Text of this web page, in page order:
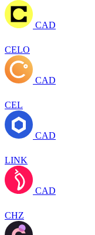
CAD
CELO
CAD
CEL
CAD
LINK
CAD
CHZ